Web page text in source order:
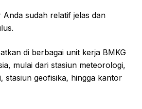
sudah relatif jelas dan
di berbagai unit kerja BMKG
mulai dari stasiun meteorologi,
stasiun geofisika, hingga kantor